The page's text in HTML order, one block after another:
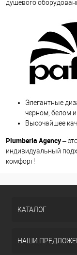
душевого
Элегантные
черном, белом и
Высочайшее
Plumberia Agency–
индивидуальный
комфорт!
КАТАЛОГ
НАШИ